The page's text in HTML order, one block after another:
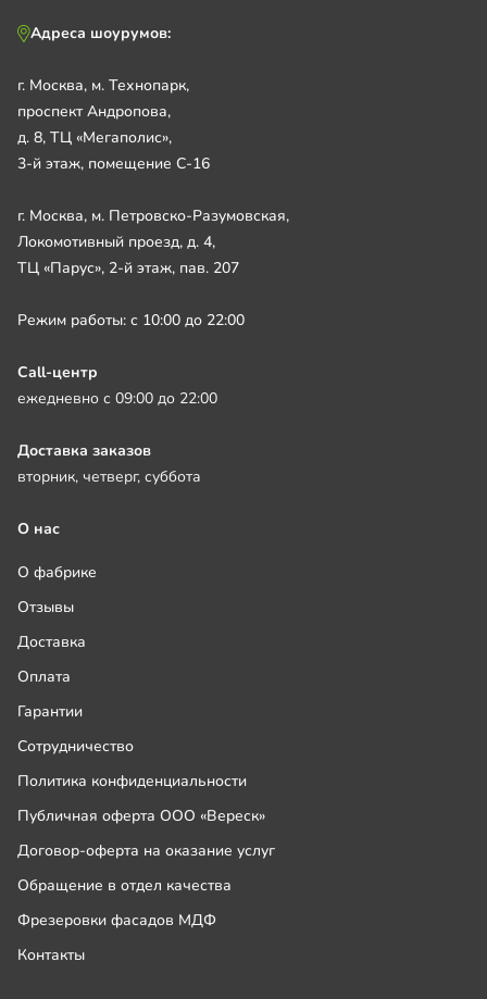
Адреса шоурумов:
г. Москва, м. Технопарк,
проспект Андропова,
д. 8, ТЦ «Мегаполис»,
3-й этаж, помещение С-16
г. Москва, м. Петровско-Разумовская,
Локомотивный проезд, д. 4,
ТЦ «Парус», 2-й этаж, пав. 207
Режим работы: с 10:00 до 22:00
Call-центр
ежедневно с 09:00 до 22:00
Доставка заказов
вторник, четверг, суббота
О нас
О фабрике
Отзывы
Доставка
Оплата
Гарантии
Сотрудничество
Политика конфиденциальности
Публичная оферта ООО «Вереск»
Договор-оферта на оказание услуг
Обращение в отдел качества
Фрезеровки фасадов МДФ
Контакты